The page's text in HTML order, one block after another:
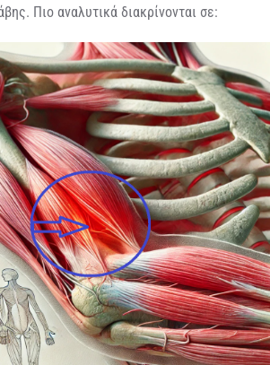
Πιο αναλυτικά διακρίνονται σε: